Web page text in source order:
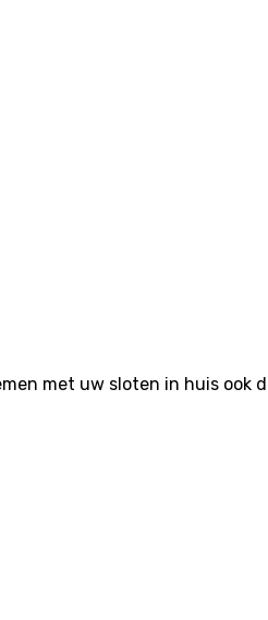
met uw sloten in huis